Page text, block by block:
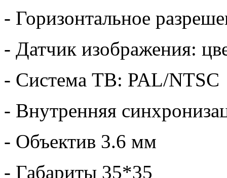
- Горизонтальное
- Датчик изображения:
- Система ТВ: PAL/NTSC
- Внутренняя
- Объектив 3.6 мм
- Габариты 35*35